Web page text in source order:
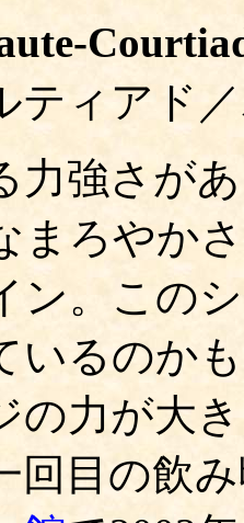
ティアド
力強さが
まろやか
ン。この
いるのか
の力が大
回目の飲